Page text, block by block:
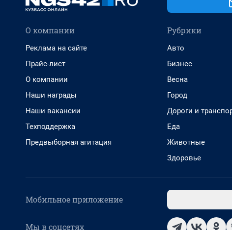
О компании
Реклама на сайте
Прайс-лист
О компании
Наши награды
Наши вакансии
Техподдержка
Предвыборная агитация
Рубрики
Авто
Бизнес
Весна
Город
Дороги и
Еда
Животные
Здоровье
Мобильное приложение
Мы в соцсетях